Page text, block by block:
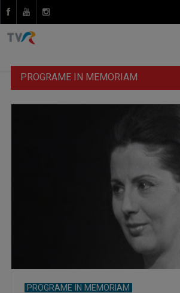
PROGRAME IN MEMORIAM
PROGRAME IN MEMORIAM